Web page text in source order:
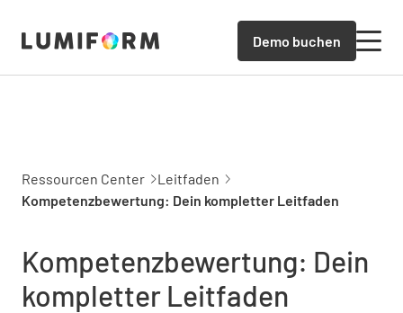
Demo buchen
Ressourcen Center
Leitfaden
Kompetenzbewertung: Dein kompletter Leitfaden
Kompetenzbewertung: Dein
kompletter Leitfaden